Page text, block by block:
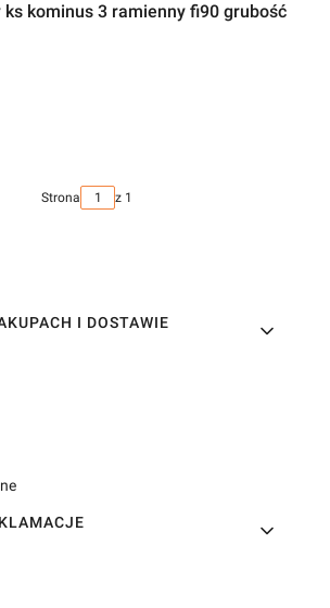
ks kominus 3 ramienny fi90 grubość
Strona z 1
I DOSTAWIE